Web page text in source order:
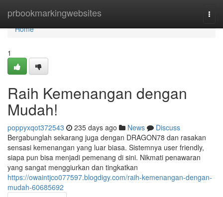
prbookmarkingwebsites
Home
Home
1
Raih Kemenangan dengan
Mudah!
poppyxqot372543 235 days ago News
Discuss
Bergabunglah sekarang juga dengan DRAGON78 dan rasakan
sensasi kemenangan yang luar biasa. Sistemnya user friendly,
siapa pun bisa menjadi pemenang di sini. Nikmati penawaran
yang sangat menggiurkan dan tingkatkan
https://owaintjco077597.blogdigy.com/raih-kemenangan-dengan-
mudah-60685692